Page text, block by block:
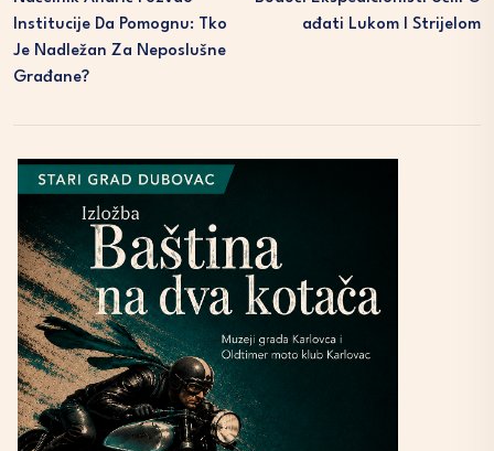
Institucije Da Pomognu: Tko
Je Nadležan Za Neposlušne
Građane?
Ađati Lukom I Strijelom